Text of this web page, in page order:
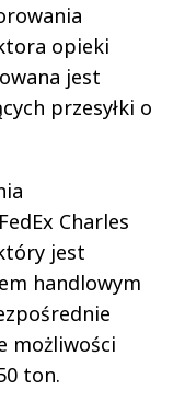
opieki
jest
przesyłki o
Charles
jest
handlowym
możliwości
ton.